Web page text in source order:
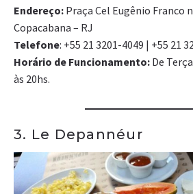
Endereço: Praça Cel Eugênio Franco
Copacabana – RJ
Telefone: +55 21 3201-4049 | +55 21
Horário de Funcionamento: De
às 20hs.
3. Le Depannéur